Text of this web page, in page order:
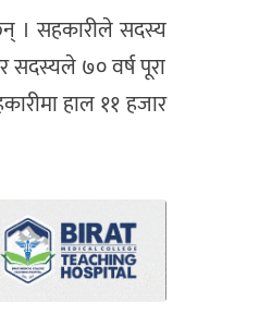
। सहकारीले सदस्य
सदस्यले ७० वर्ष पूरा
हाल ११ हजार